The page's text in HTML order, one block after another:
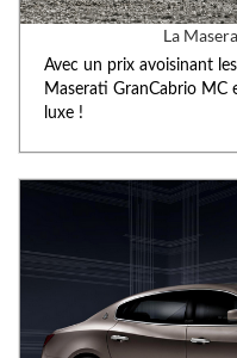
La
Avec un prix avoisinant
Maserati GranCabrio MC
luxe !